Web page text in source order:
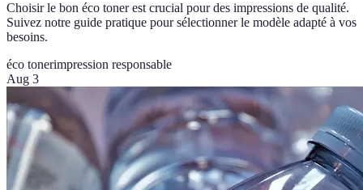
Choisir le bon éco toner est crucial pour des impressions de qualité.
Suivez notre guide pratique pour sélectionner le modèle adapté à vos
besoins.
éco tonerimpression responsable
Aug 3